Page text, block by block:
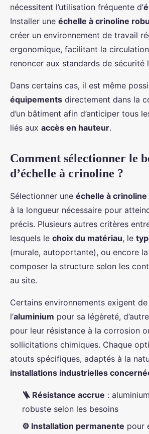
nécessitent l’utilisation fréquente d’
Installer une échelle à crinoline
créer un environnement de travail
ergonomique, facilitant la
renoncer aux standards de sécurité
Dans certains cas, il est même
équipements directement dans la
d’un bâtiment afin d’anticiper tous
liés aux accès en hauteur.
Comment sélectionner le
d’échelle à crinoline ?
Sélectionner une échelle à crinoline
à la longueur nécessaire pour
précis. Plusieurs autres critères
lesquels le choix du matériau, le
(murale, autoportante), ou encore
composer la structure selon les
au site.
Certains environnements exigent
l’aluminium pour sa légèreté,
pour leur résistance à la corrosion
sollicitations chimiques. Chaque
atouts spécifiques, adaptés à la
installations industrielles
🪜 Résistance accrue :
robuste selon les besoins
⚙️ Installation permanente pour